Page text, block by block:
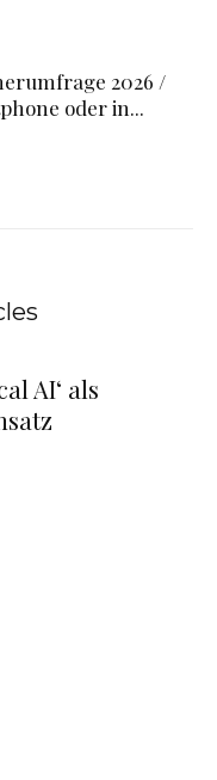
2026 /
oder in...
AI‘ als